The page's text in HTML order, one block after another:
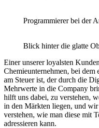
Programmierer bei der
Blick hinter die glatte
Einer unserer loyalsten
Chemieunternehmen, bei
am Steuer ist, der durch die
Mehrwerte in die Company
hilft uns dabei, zu verstehen,
in den Märkten liegen, und
verstehen, wie man diese mit
adressieren kann.